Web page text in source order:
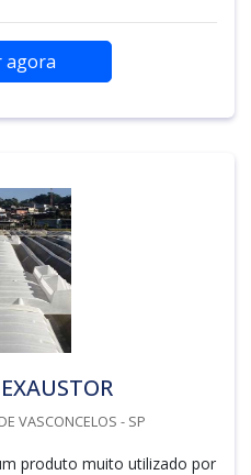
agora
VASCONCELOS - SP
produto muito utilizado por